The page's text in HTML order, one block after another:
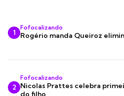
1
Fofocalizando
Rogério manda Queiroz
2
Fofocalizando
Nicolas Prattes celebra